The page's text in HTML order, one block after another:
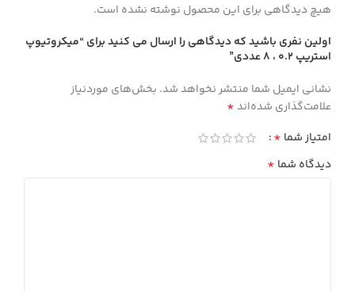
هیچ دیدگاهی برای این محصول نوشته نشده است.
اولین نفری باشید که دیدگاهی را ارسال می کنید برای “میکروتیوپ
استریپ 0.2 ، 8 عددی”
نشانی ایمیل شما منتشر نخواهد شد. بخش‌های موردنیاز
علامت‌گذاری شده‌اند*
امتیاز شما *
دیدگاه شما *